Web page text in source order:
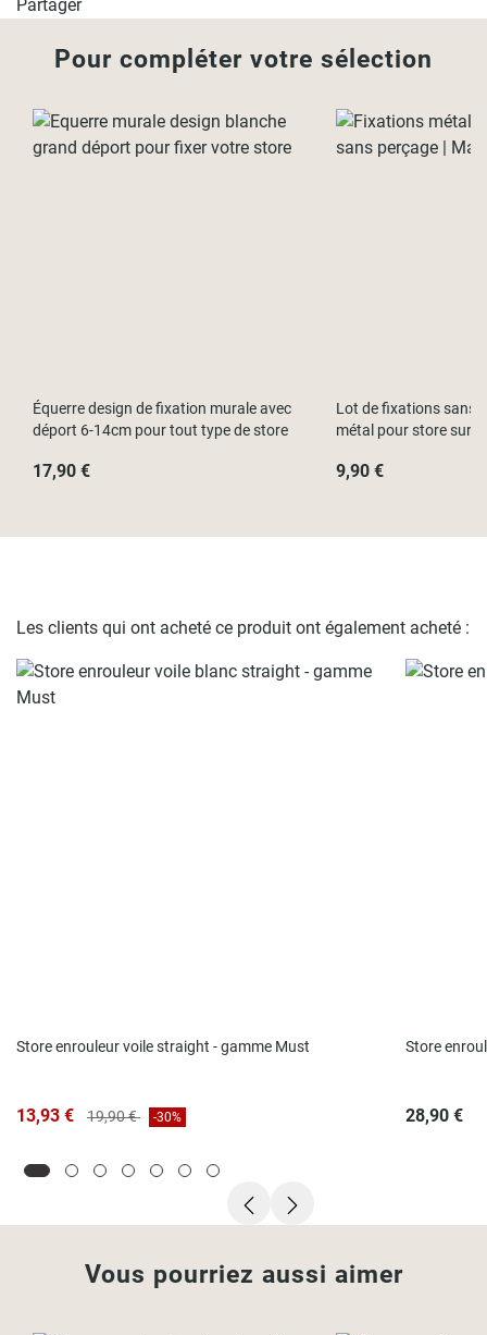
Partager
Pour compléter votre sélection
Équerre design de fixation murale avec
déport 6-14cm pour tout type de store
17,90 €
Lot de fixations sans
métal pour store sur
9,90 €
Les clients qui ont acheté ce produit ont également acheté :
Store enrouleur voile straight - gamme Must
13,93 € 19,90 € -30%
Store
28,90 €
Vous pourriez aussi aimer